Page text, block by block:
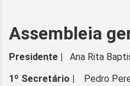
Assembleia
Presidente | Ana Rita
1º Secretário |
Pedro